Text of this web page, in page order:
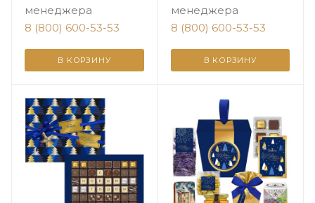
менеджера
8 (800) 600-53-53
В КОРЗИНУ
менеджера
8 (800) 600-53-53
В КОРЗИНУ